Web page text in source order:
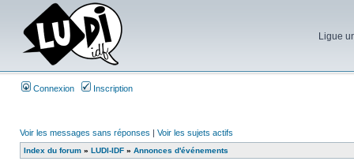
Ligue
Connexion Inscription
Voir les messages sans réponses | Voir les sujets actifs
Index du forum » LUDI-IDF » Annonces d'événements